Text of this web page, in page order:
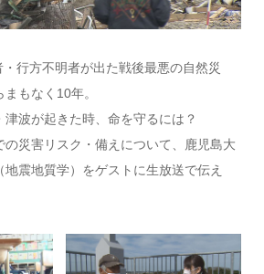
行方不明者が出た戦後最悪の自然災
もなく10年。
津波が起きた時、命を守るには？
災害リスク・備えについて、鹿児島大
震地質学）をゲストに生放送で伝え